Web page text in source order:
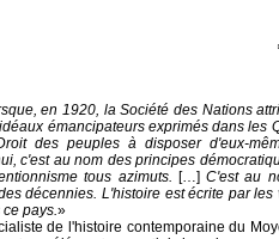
en 1920, la Société des Nations
émancipateurs exprimés dans les
des peuples à disposer d'eux-
c'est au nom des principes
tous azimuts. […] C'est au
décennies. L'histoire est écrite par
pays.»
de l'histoire contemporaine du